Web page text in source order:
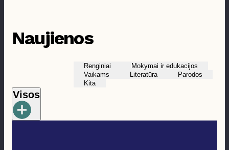
Naujienos
Renginiai
Mokymai ir edukacijos
Vaikams
Literatūra
Parodos
Kita
Visos